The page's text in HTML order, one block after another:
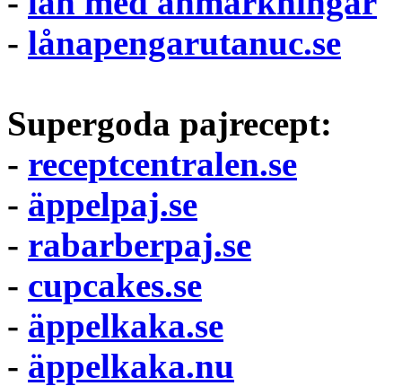
- lånapengarutanuc.se
Supergoda pajrecept:
- receptcentralen.se
- äppelpaj.se
- rabarberpaj.se
- cupcakes.se
- äppelkaka.se
- äppelkaka.nu